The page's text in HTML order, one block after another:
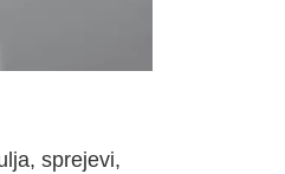
sprejevi,